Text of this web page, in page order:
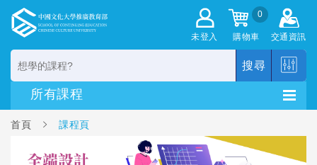
未登入
0
購物車 交通資訊
搜尋
首頁 課程頁